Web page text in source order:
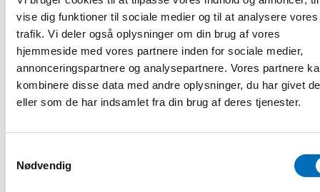
vise dig funktioner til sociale medier og til at analysere vores
trafik. Vi deler også oplysninger om din brug af vores
hjemmeside med vores partnere inden for sociale medier,
annonceringspartnere og analysepartnere. Vores partnere
kombinere disse data med andre oplysninger, du har givet
eller som de har indsamlet fra din brug af deres tjenester.
Nødvendig
Resa från centrum av Stockholm
Från Stockholms innerstad, är buss 67 ett bra alternativ.
Bussen startar från Odenplan, som är en knytpunkt för
lokaltrafiken i Stockholm och har sin ändhållplats
(Frösunda strand) cirka 400 meter från hotellet.
Märsta eller Upplands Väsby, stiga av vid Solna och gå
alternativt ta buss till Radisson. Väljer du att gå är det